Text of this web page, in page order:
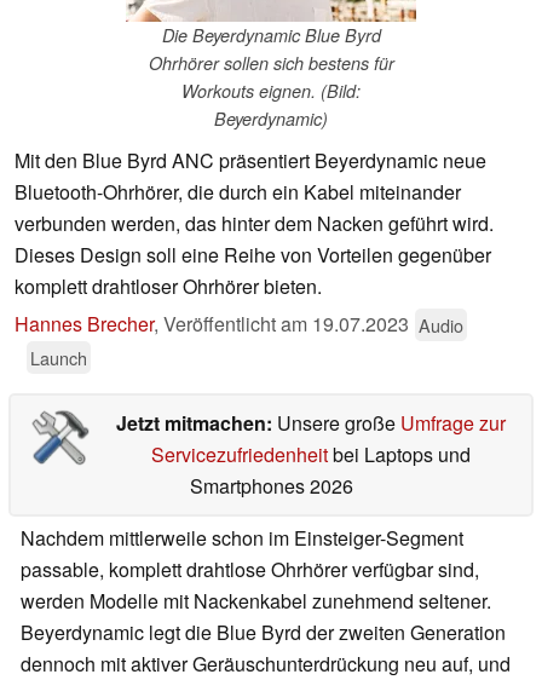
Die Beyerdynamic Blue Byrd
Ohrhörer sollen sich bestens für
Workouts eignen. (Bild:
Beyerdynamic)
Mit den Blue Byrd ANC präsentiert Beyerdynamic neue
Bluetooth-Ohrhörer, die durch ein Kabel miteinander
verbunden werden, das hinter dem Nacken geführt wird.
Dieses Design soll eine Reihe von Vorteilen gegenüber
komplett drahtloser Ohrhörer bieten.
Hannes Brecher, Veröffentlicht am 19.07.2023 Audio
Launch
Jetzt mitmachen: Unsere große Umfrage zur
Servicezufriedenheitbei Laptops und
Smartphones 2026
Nachdem mittlerweile schon im Einsteiger-Segment
passable, komplett drahtlose Ohrhörer verfügbar sind,
werden Modelle mit Nackenkabel zunehmend seltener.
Beyerdynamic legt die Blue Byrd der zweiten Generation
dennoch mit aktiver Geräuschunterdrückung neu auf, und